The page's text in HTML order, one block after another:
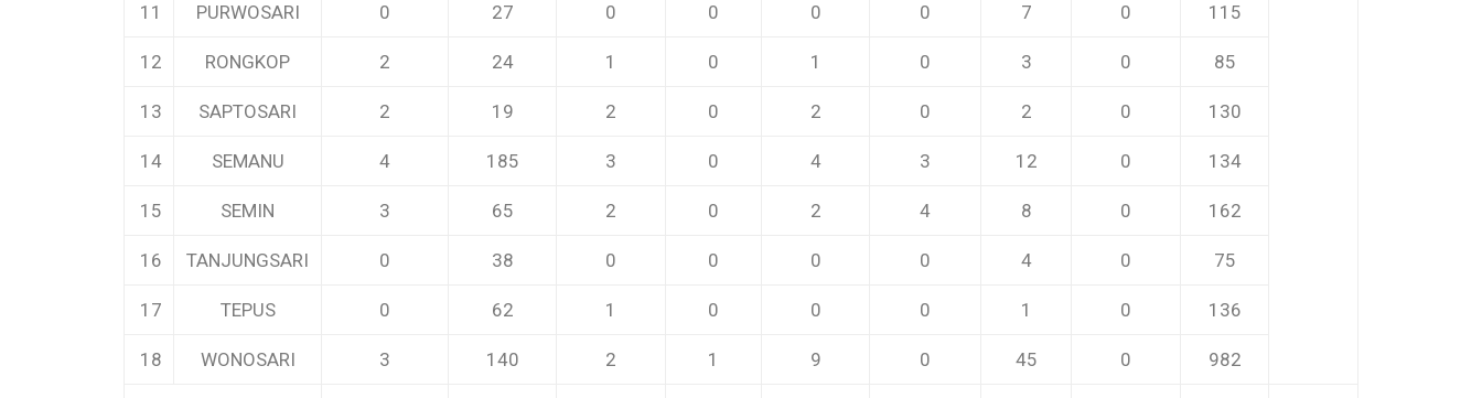
11 PURWOSARI 0 27 0 0 0 0 7 0 115
12 RONGKOP 2 24 1 0 1 0 3 0 85
13 SAPTOSARI 2 19 2 0 2 0 2 0 130
14 SEMANU 4 185 3 0 4 3 12 0 134
15 SEMIN 3 65 2 0 2 4 8 0 162
16 TANJUNGSARI 0 38 0 0 0 0 4 0 75
17 TEPUS 0 62 1 0 0 0 1 0 136
18 WONOSARI 3 140 2 1 9 0 45 0 982